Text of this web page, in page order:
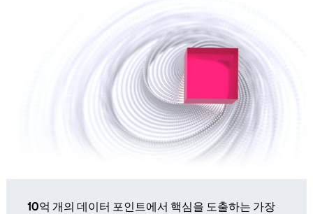
10억 개의 데이터 포인트에서 핵심을 도출하는 가장